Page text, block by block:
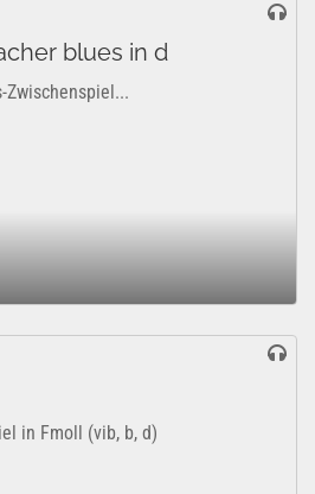
blues in d
Zwischenspiel...
in Fmoll (vib, b, d)